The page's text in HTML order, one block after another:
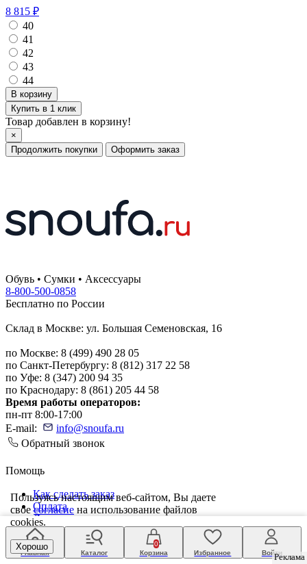
Реклама
Реклама
8 815 ₽
40
41
42
43
44
Купить в 1 клик
Товар добавлен в корзину!
×
Продолжить покупки
Оформить заказ
Обувь • Сумки • Аксессуары
8-800-500-0858
Бесплатно по России
Склад в Москве: ул. Большая Семеновская, 16
по Москве: 8 (499) 490 28 05
по Санкт-Петербургу: 8 (812) 317 22 58
по Уфе: 8 (347) 200 94 35
по Краснодару: 8 (861) 205 44 58
Время работы операторов:
пн-пт 8:00-17:00
E-mail:
info@snoufa.ru
Обратный звонок
Помощь
Как сделать заказ
Оплата
Доставка
Возврат
Таблицы размеров и полноты
Главная Каталог
0
Корзина
Избранное Войти
Пользуясь настоящим веб-сайтом, Вы даете
своесогласие на использование файлов
cookies.
Хорошо